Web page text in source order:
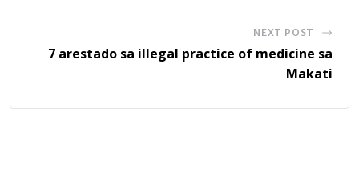
NEXT POST
7 arestado sa illegal practice of medicine sa
Makati